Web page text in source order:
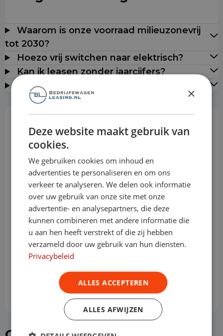
Waarom is onze voorraad milieuzonevrij
tot 2030?
Hoezo vrij switchen naar elektrisch?
Kan ik leasen zonder jaarcijfers?
Leveren jullie door heel Nederland?
Rekentool
Aanbetaling
Prijs per maand
€ 569,16
×
Deze website maakt gebruik van
cookies.
We gebruiken cookies om inhoud en
advertenties te personaliseren en om ons
verkeer te analyseren. We delen ook informatie
over uw gebruik van onze site met onze
advertentie- en analysepartners, die deze
kunnen combineren met andere informatie die
u aan hen heeft verstrekt of die zij hebben
verzameld door uw gebruik van hun diensten.
Privacybeleid
ALLES ACCEPTEREN
ALLES AFWIJZEN